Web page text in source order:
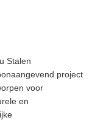
Stalen
project
voor
en